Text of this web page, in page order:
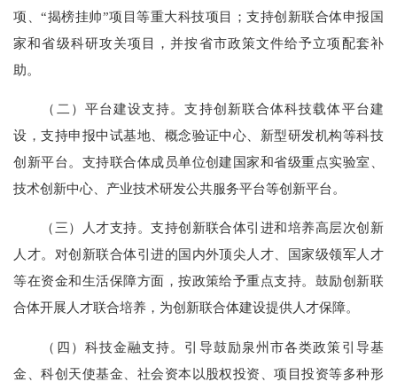
项、“揭榜挂帅”项目等重大科技项目；支持创新联合体申报国
家和省级科研攻关项目，并按省市政策文件给予立项配套补
助。
（二）平台建设支持。支持创新联合体科技载体平台建
设，支持申报中试基地、概念验证中心、新型研发机构等科技
创新平台。支持联合体成员单位创建国家和省级重点实验室、
技术创新中心、产业技术研发公共服务平台等创新平台。
（三）人才支持。支持创新联合体引进和培养高层次创新
人才。对创新联合体引进的国内外顶尖人才、国家级领军人才
等在资金和生活保障方面，按政策给予重点支持。鼓励创新联
合体开展人才联合培养，为创新联合体建设提供人才保障。
（四）科技金融支持。引导鼓励泉州市各类政策引导基
金、科创天使基金、社会资本以股权投资、项目投资等多种形